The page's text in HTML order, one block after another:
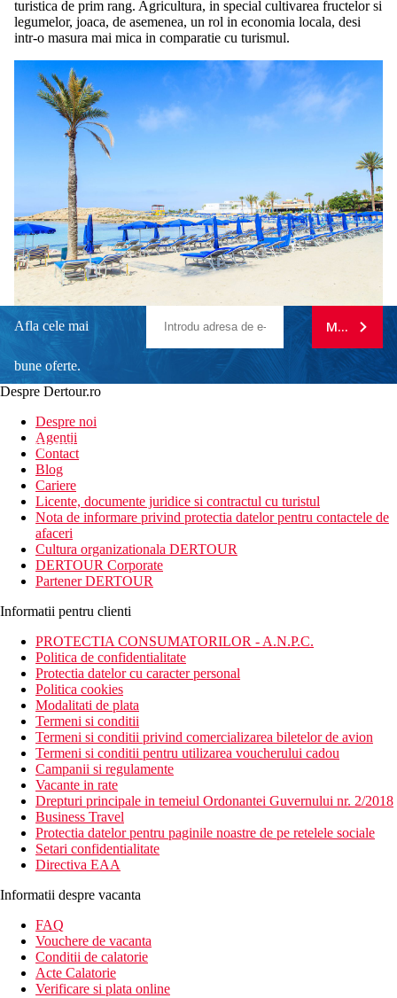
turistica de prim rang. Agricultura, in special cultivarea fructelor si
legumelor, joaca, de asemenea, un rol in economia locala, desi
intr-o masura mai mica in comparatie cu turismul.
Afla cele mai
bune oferte.
newsletter!
MA
Despre Dertour.ro
Despre noi
Agentii
Contact
Blog
Cariere
Licente, documente juridice si contractul cu turistul
Nota de informare privind protectia datelor pentru contactele de
afaceri
Cultura organizationala DERTOUR
DERTOUR Corporate
Partener DERTOUR
Informatii pentru clienti
PROTECTIA CONSUMATORILOR - A.N.P.C.
Politica de confidentialitate
Protectia datelor cu caracter personal
Politica cookies
Modalitati de plata
Termeni si conditii
Termeni si conditii privind comercializarea biletelor de avion
Termeni si conditii pentru utilizarea voucherului cadou
Campanii si regulamente
Vacante in rate
Drepturi principale in temeiul Ordonantei Guvernului nr. 2/2018
Business Travel
Protectia datelor pentru paginile noastre de pe retelele sociale
Setari confidentialitate
Directiva EAA
Informatii despre vacanta
FAQ
Vouchere de vacanta
Conditii de calatorie
Acte Calatorie
Verificare si plata online